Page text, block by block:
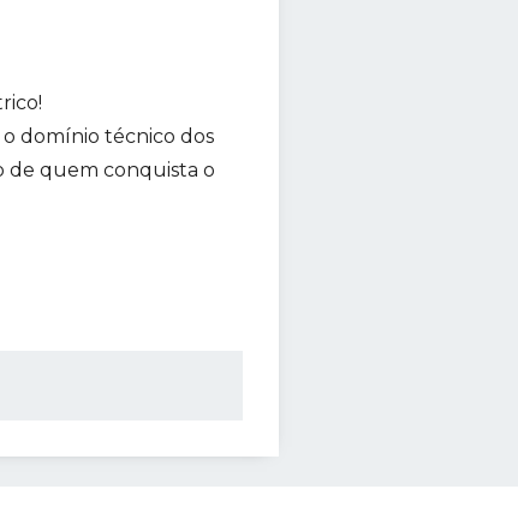
o domínio técnico dos
de quem conquista o